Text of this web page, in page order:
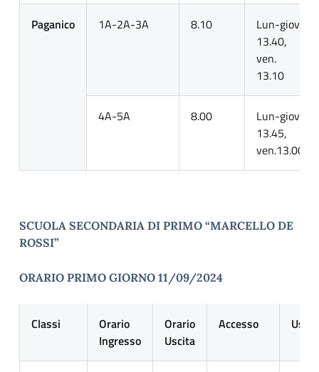
Paganico 1A-2A-3A 8.10
Lun-giov.
13.40,
ven.
13.10
4A-5A 8.00
Lun-giov.
13.45,
ven.13.00
SCUOLA SECONDARIA DI PRIMO “MARCELLO DE
ROSSI”
ORARIO PRIMO GIORNO 11/09/2024
Classi
Orario
Ingresso
Orario
Uscita
Accesso